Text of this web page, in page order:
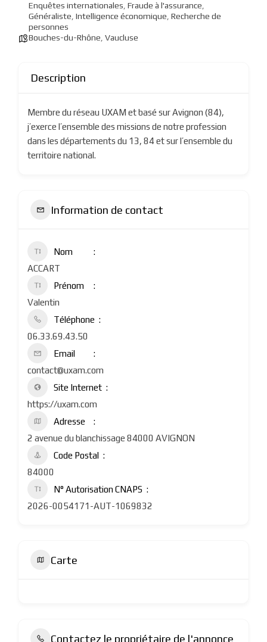
Enquêtes internationales Fraude à l'assurance
Généraliste Intelligence économique Recherche de
personnes
Bouches-du-Rhône Vaucluse
Description
Membre du réseau UXAM et basé sur Avignon (84),
j’exerce l’ensemble des missions de notre profession
dans les départements du 13, 84 et sur l’ensemble du
territoire national.
Information de contact
Nom
ACCART
Prénom
Valentin
Téléphone
06.33.69.43.50
Email
contact@uxam.com
Site Internet
https://uxam.com
Adresse
2 avenue du blanchissage 84000 AVIGNON
Code Postal
84000
N° Autorisation CNAPS
2026-0054171-AUT-1069832
Carte
Contactez le propriétaire de l'annonce